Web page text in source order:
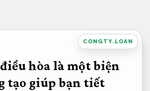
CONGTY.LOAN
hòa là một biện
tạo giúp bạn tiết